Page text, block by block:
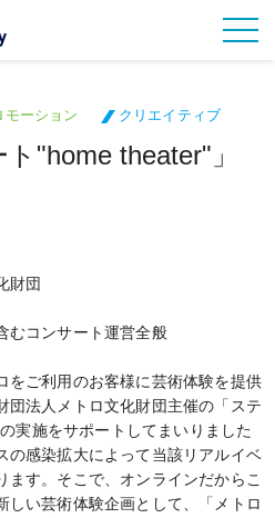
モーション クリエイティブ
"home theater"」
財団
むコンサート運営全般
をご利用のお客様に芸術体験を提供
団法人メトロ文化財団主催の「ステ
実施をサポートしてまいりました
の感染拡大によって当該リアルイベ
ます。そこで、オンラインだからこ
しい芸術体験企画として、「メトロ